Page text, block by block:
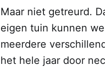
Maar niet getreurd.
eigen tuin kunnen
meerdere
het hele jaar door